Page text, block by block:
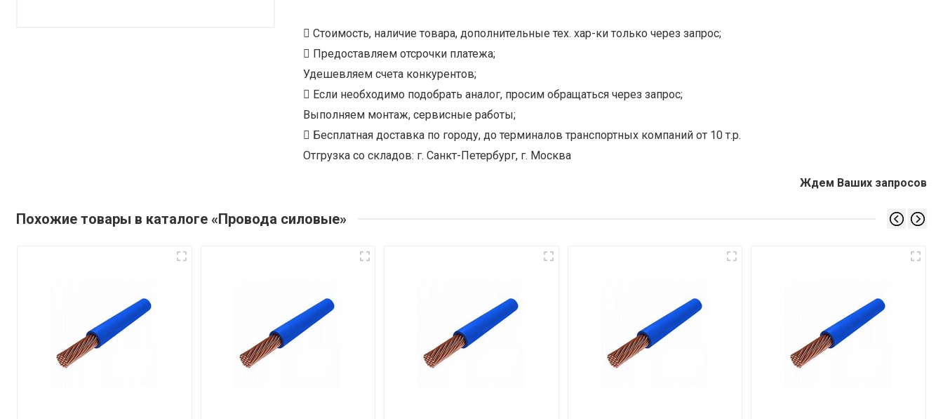
Стоимость, наличие товара, дополнительные тех. хар-ки только через запрос;
Предоставляем отсрочки платежа;
Удешевляем счета конкурентов;
Если необходимо подобрать аналог, просим обращаться через запрос;
Выполняем монтаж, сервисные работы;
Бесплатная доставка по городу, до терминалов транспортных компаний от 10 т.р.
Отгрузка со складов: г. Санкт-Петербург, г. Москва
Ждем Ваших запросов
Похожие товары в каталоге «Провода силовые»